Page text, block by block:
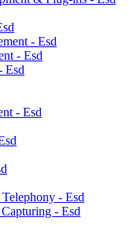
- Esd
- Esd
Esd
- Esd
- Esd
- Esd